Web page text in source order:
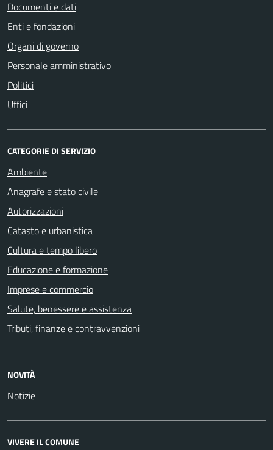
Documenti e dati
Enti e fondazioni
Organi di governo
Personale amministrativo
Politici
Uffici
CATEGORIE DI SERVIZIO
Ambiente
Anagrafe e stato civile
Autorizzazioni
Catasto e urbanistica
Cultura e tempo libero
Educazione e formazione
Imprese e commercio
Salute, benessere e assistenza
Tributi, finanze e contravvenzioni
NOVITÀ
Notizie
VIVERE IL COMUNE